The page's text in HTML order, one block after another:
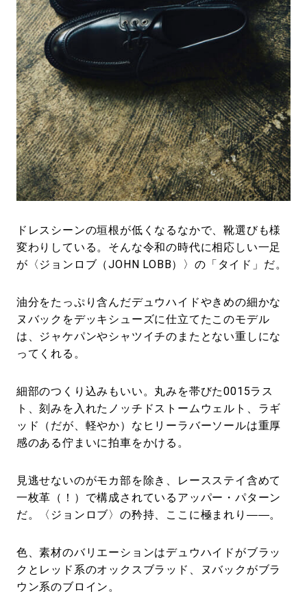
ドレスシーンの垣根が低くなるなかで、靴選びも様
変わりしている。そんな令和の時代に相応しい一足
が〈ジョンロブ（JOHN LOBB）〉の「タイド」だ。
油分をたっぷり含んだデュウハイドやきめの細かな
ヌバックをデッキシューズに仕立てたこのモデル
は、ジャケパンやシャツイチのまたとない重しにな
ってくれる。
細部のつくり込みもいい。丸みを帯びた0015ラス
ト、刻みを入れたノッチドストームウェルト、ラギ
ッド（だが、軽やか）なヒリーラバーソールは重厚
感のある佇まいに拍車をかける。
見逃せないのがモカ部を除き、レースステイ含めて
一枚革（！）で構成されているアッパー・パターン
だ。〈ジョンロブ〉の矜持、ここに極まれり――。
色、素材のバリエーションはデュウハイドがブラッ
クとレッド系のオックスブラッド、ヌバックがブラ
ウン系のブロイン。